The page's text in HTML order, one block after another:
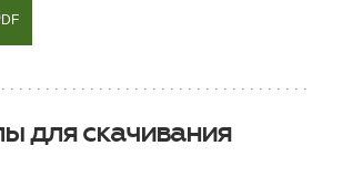
для скачивания